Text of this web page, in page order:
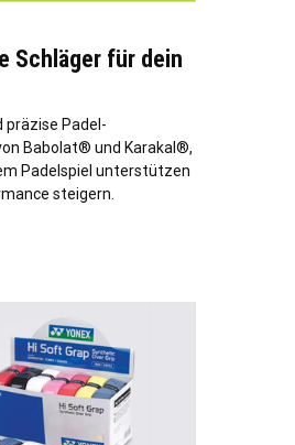
Schläger für dein
präzise Padel-
Babolat® und Karakal®,
Padelspiel unterstützen
steigern.